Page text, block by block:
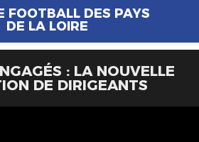
FOOTBALL DES PAYS
DE LA LOIRE
: LA NOUVELLE
DE DIRIGEANTS